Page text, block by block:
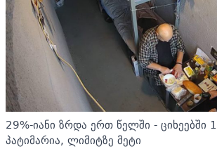
29%-იანი ზრდა ერთ წელში - ციხეებში
პატიმარია, ლიმიტზე მეტი